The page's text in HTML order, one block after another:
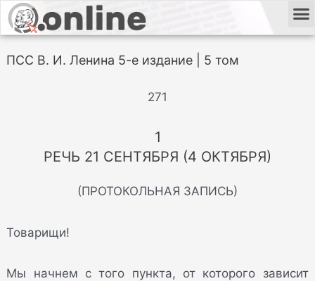
ПСС В. И. Ленина 5-е издание | 5 том
271
1
РЕЧЬ 21 СЕНТЯБРЯ (4 ОКТЯБРЯ)
(ПРОТОКОЛЬНАЯ ЗАПИСЬ)
Товарищи!
Мы начнем с того пункта, от которого зависит